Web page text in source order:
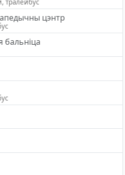
тралейбус
цэнтр
бальніца